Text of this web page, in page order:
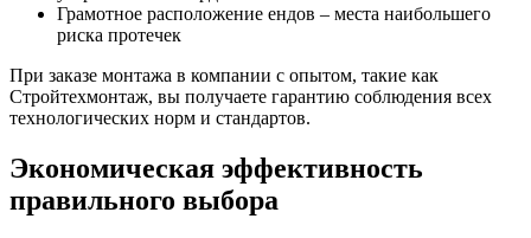
Грамотное расположение ендов – места наибольшего
риска протечек
При заказе монтажа в компании с опытом, такие как
Стройтехмонтаж, вы получаете гарантию соблюдения всех
технологических норм и стандартов.
Экономическая эффективность
правильного выбора